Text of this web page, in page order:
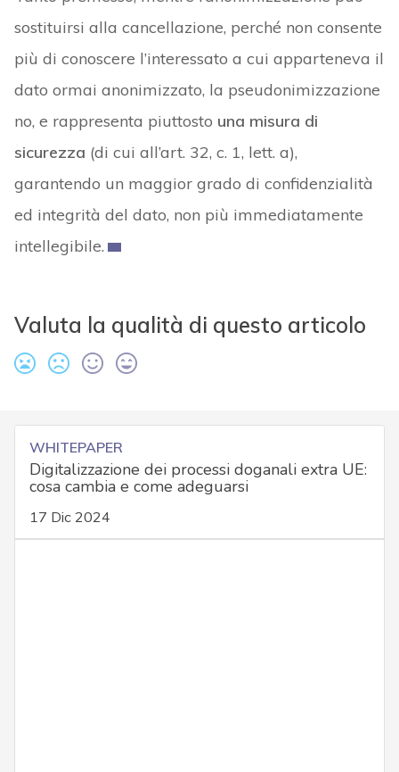
sostituirsi alla cancellazione, perché non consente
più di conoscere l’interessato a cui apparteneva il
dato ormai anonimizzato, la pseudonimizzazione
no, e rappresenta piuttosto una misura di
sicurezza (di cui all’art. 32, c. 1, lett. a),
garantendo un maggior grado di confidenzialità
ed integrità del dato, non più immediatamente
intellegibile.
Valuta la qualità di questo articolo
WHITEPAPER
Digitalizzazione dei processi doganali extra UE:
cosa cambia e come adeguarsi
17 Dic 2024